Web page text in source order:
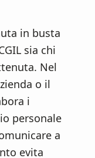
in busta
sia chi
Nel
o il
i
personale
a
evita